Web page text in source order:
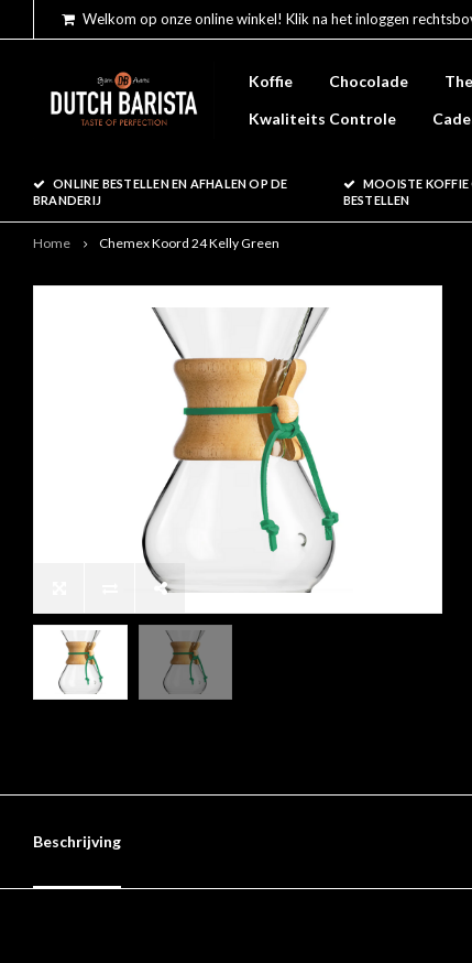
Welkom op onze online winkel! Klik na het inloggen
Koffie Chocolade
Kwaliteits Controle
ONLINE BESTELLEN EN AFHALEN OP DE
BRANDERIJ
MOOISTE KOFFIE
BESTELLEN
Home Chemex Koord 24 Kelly Green
Beschrijving